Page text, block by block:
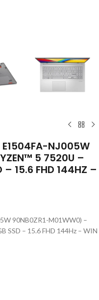
E1504FA-NJ005W
5 7520U –
– 15.6 FHD 144HZ –
90NB0ZR1-M01WW0) –
SSD – 15.6 FHD 144Hz – WIN